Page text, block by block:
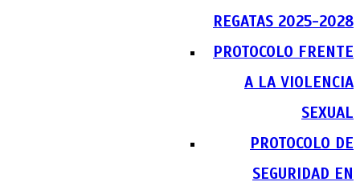
REGATAS 2025-2028
PROTOCOLO FRENTE
A LA VIOLENCIA
SEXUAL
PROTOCOLO DE
SEGURIDAD EN